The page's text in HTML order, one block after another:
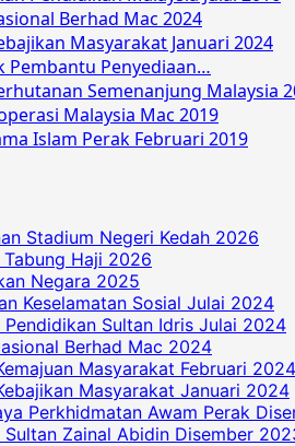
Berhad Mac 2024
Masyarakat Januari 2024
Pembantu Penyediaan…
Semenanjung Malaysia
Malaysia Mac 2019
Islam Perak Februari 2019
Stadium Negeri Kedah 2026
Haji 2026
Negara 2025
Keselamatan Sosial Julai 2024
Sultan Idris Julai 2024
Berhad Mac 2024
Masyarakat Februari
Masyarakat Januari 2024
Perkhidmatan Awam Perak
Zainal Abidin Disember